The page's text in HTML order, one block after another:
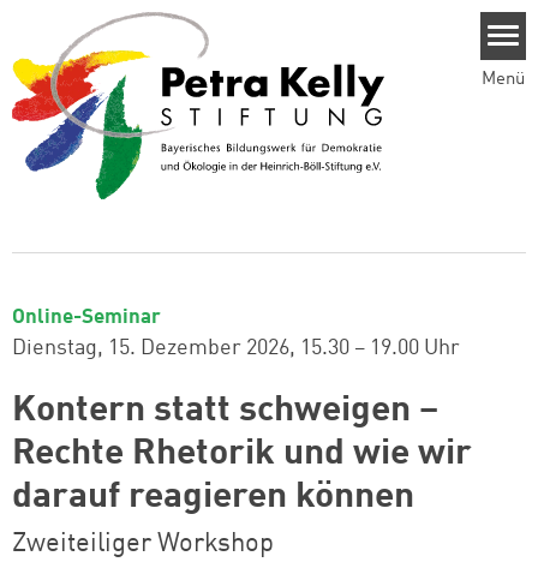
Menü
Online-Seminar
Dienstag, 15. Dezember 2026 15.30 – 19.00 Uhr
Kontern statt schweigen –
Rechte Rhetorik und wie wir
darauf reagieren können
Zweiteiliger Workshop